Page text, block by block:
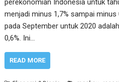
menjadi minus 1,7% sampai minus
pada September untuk 2020
0,6%. Ini…
READ MORE